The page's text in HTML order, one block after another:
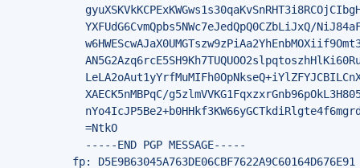
YXFUdG6CvmQpbs5NWc7eJedQpQ0CZbLiJxQ/
XAECK5nMBPqC/
            =NtkO
            -----END PGP MESSAGE-----
          fp: D5E9B63045A763DE06CBF7622A9C60164D676E91